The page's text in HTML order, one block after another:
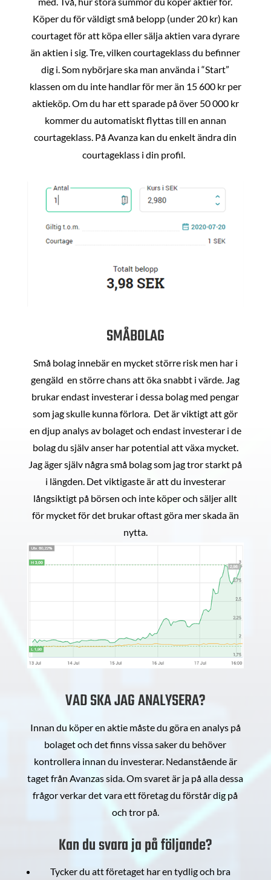
Köper du för väldigt små belopp (under 20 kr) kan
courtaget för att köpa eller sälja aktien vara dyrare
än aktien i sig. Tre, vilken courtageklass du befinner
dig i. Som nybörjare ska man använda i “Start”
klassen om du inte handlar för mer än 15 600 kr per
aktieköp. Om du har ett sparade på över 50 000 kr
kommer du automatiskt flyttas till en annan
courtageklass. På Avanza kan du enkelt ändra din
courtageklass i din profil.
SMÅBOLAG
Små bolag innebär en mycket större risk men har i
gengäld en större chans att öka snabbt i värde. Jag
brukar endast investerar i dessa bolag med pengar
som jag skulle kunna förlora. Det är viktigt att gör
en djup analys av bolaget och endast investerar i de
bolag du själv anser har potential att växa mycket.
Jag äger själv några små bolag som jag tror starkt på
i längden. Det viktigaste är att du investerar
långsiktigt på börsen och inte köper och säljer allt
för mycket för det brukar oftast göra mer skada än
nytta.
VAD SKA JAG ANALYSERA?
Innan du köper en aktie måste du göra en analys på
bolaget och det finns vissa saker du behöver
kontrollera innan du investerar. Nedanstående är
taget från Avanzas sida. Om svaret är ja på alla dessa
frågor verkar det vara ett företag du förstår dig på
och tror på.
Kan du svara ja på följande?
Tycker du att företaget har en tydlig och bra